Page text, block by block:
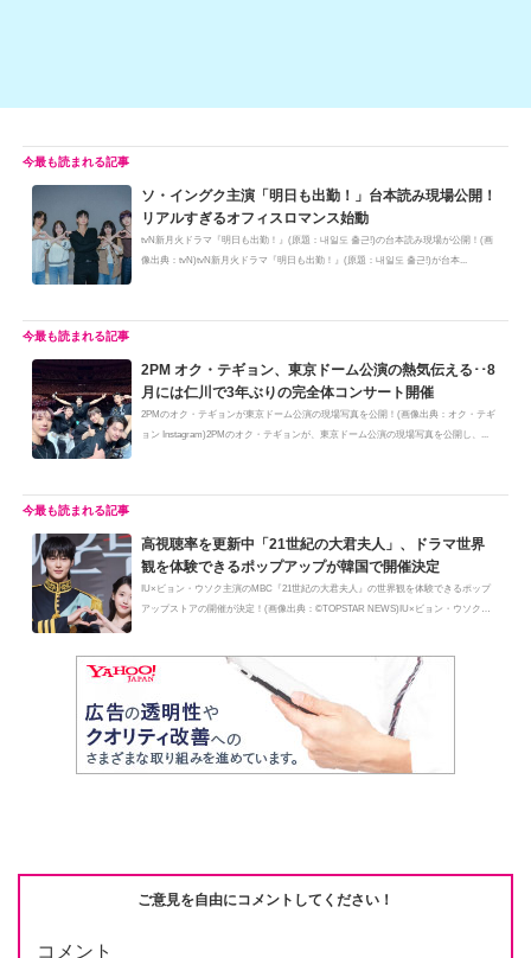
ソ・イングク主演「明日も出勤！」台本読み現場公開！
リアルすぎるオフィスロマンス始動
tvN新月火ドラマ『明日も出勤！』(原題：내일도 출근!)の台本読み現場が公開！(画
像出典：tvN)tvN新月火ドラマ『明日も出勤！』(原題：내일도 출근!)が台本...
2PM オク・テギョン、東京ドーム公演の熱気伝える･･8
月には仁川で3年ぶりの完全体コンサート開催
2PMのオク・テギョンが東京ドーム公演の現場写真を公開！(画像出典：オク・テギ
ョン Instagram)2PMのオク・テギョンが、東京ドーム公演の現場写真を公開し、...
高視聴率を更新中「21世紀の大君夫人」、ドラマ世界
観を体験できるポップアップが韓国で開催決定
IU×ビョン・ウソク主演のMBC『21世紀の大君夫人』の世界観を体験できるポップ
アップストアの開催が決定！(画像出典：©TOPSTAR NEWS)IU×ビョン・ウソク主
ご意見を自由にコメントしてください！